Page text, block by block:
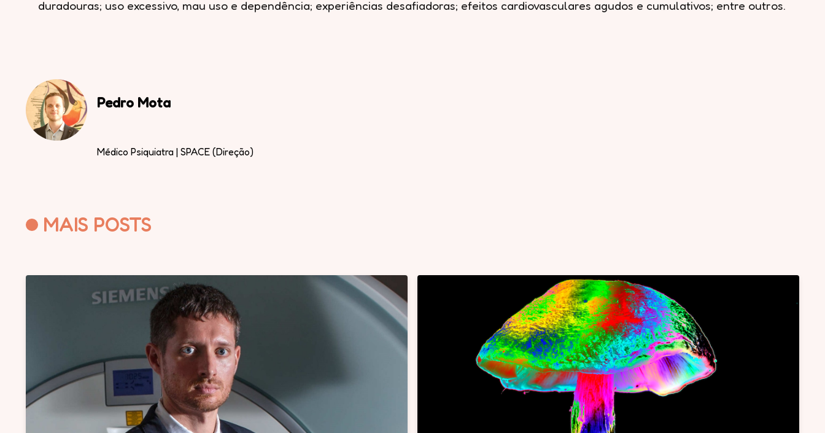
duradouras; uso excessivo, mau uso e dependência; experiências desafiadoras; efeitos cardiovasculares agudos e cumulativos; entre outros.
Pedro Mota
Médico Psiquiatra | SPACE (Direção)
MAIS POSTS